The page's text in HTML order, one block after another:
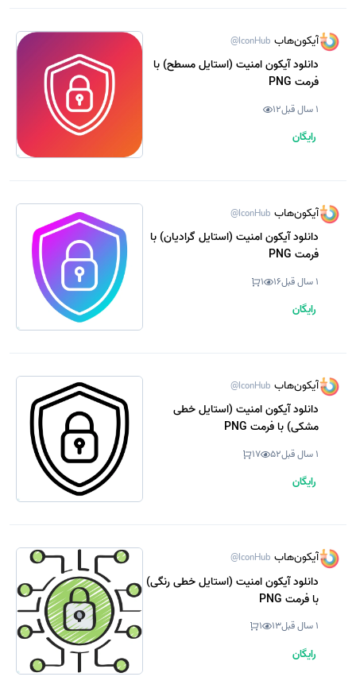
آیکون‌هاب @IconHub
دانلود آیکون امنیت (استایل مسطح) با
فرمت PNG
1 سال قبل 12
رایگان
آیکون‌هاب @IconHub
دانلود آیکون امنیت (استایل گرادیان) با
فرمت PNG
1 سال قبل 16
1
رایگان
آیکون‌هاب @IconHub
دانلود آیکون امنیت (استایل خطی
مشکی) با فرمت PNG
1 سال قبل 52
17
رایگان
آیکون‌هاب @IconHub
دانلود آیکون امنیت (استایل خطی رنگی)
با فرمت PNG
1 سال قبل 13
1
رایگان